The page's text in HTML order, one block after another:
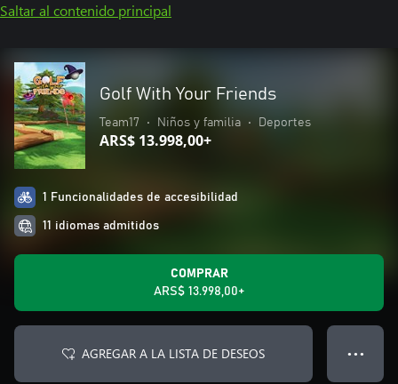
Saltar al contenido principal
Golf With Your Friends
Team17 • Niños y familia • Deportes
ARS$ 13.998,00+
1 Funcionalidades de accesibilidad
11 idiomas admitidos
COMPRAR
ARS$ 13.998,00+
AGREGAR A LA LISTA DE DESEOS ● ● ●